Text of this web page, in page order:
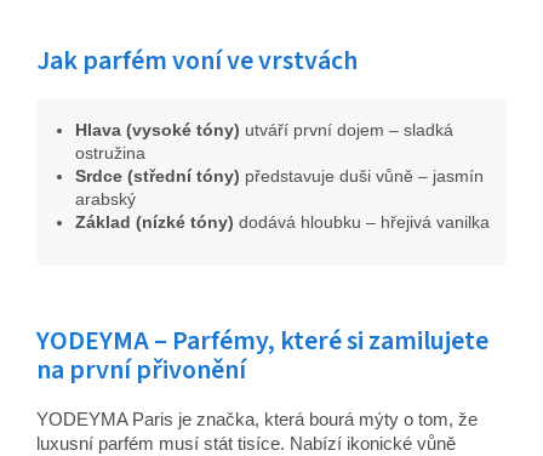
Jak parfém voní ve vrstvách
Hlava (vysoké tóny) utváří první dojem – sladká
ostružina
Srdce (střední tóny) představuje duši vůně – jasmín
arabský
Základ (nízké tóny) dodává hloubku – hřejivá vanilka
YODEYMA – Parfémy, které si zamilujete
na první přivonění
YODEYMA Paris je značka, která bourá mýty o tom, že
luxusní parfém musí stát tisíce. Nabízí ikonické vůně